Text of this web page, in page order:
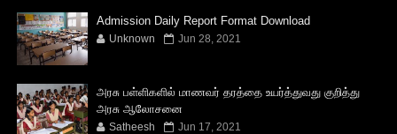
Admission Daily Report Format Download
Unknown Jun 28, 2021
அரசு பள்ளிகளில் மாணவர் தரத்தை உயர்த்துவது குறித்து
அரசு ஆலோசனை
Satheesh Jun 17, 2021